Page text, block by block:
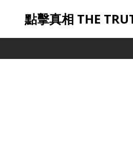
點擊真相 THE